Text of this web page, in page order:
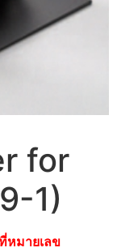
for
1)
หมายเลข